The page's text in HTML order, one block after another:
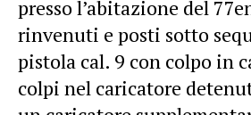
presso l’abitazione del
rinvenuti e posti sotto
pistola cal. 9 con colpo in
colpi nel caricatore